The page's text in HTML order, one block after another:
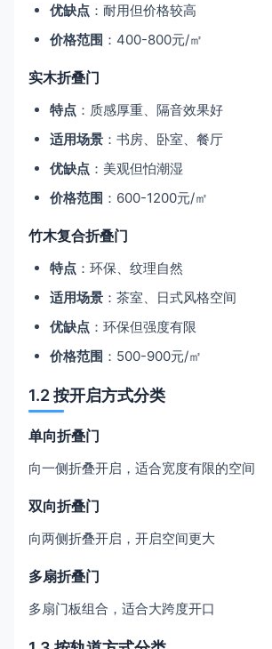
优缺点 ：耐用但价格较高
价格范围 ：400-800元/㎡
实木折叠门
特点 ：质感厚重、隔音效果好
适用场景 ：书房、卧室、餐厅
优缺点 ：美观但怕潮湿
价格范围 ：600-1200元/㎡
竹木复合折叠门
特点 ：环保、纹理自然
适用场景 ：茶室、日式风格空间
优缺点 ：环保但强度有限
价格范围 ：500-900元/㎡
1.2 按开启方式分类
单向折叠门
向一侧折叠开启，适合宽度有限的空间
双向折叠门
向两侧折叠开启，开启空间更大
多扇折叠门
多扇门板组合，适合大跨度开口